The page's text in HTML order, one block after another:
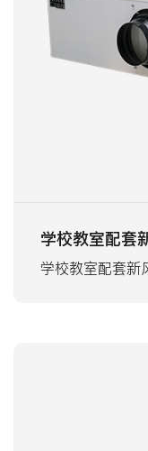
学校教室配套
学校教室配套新